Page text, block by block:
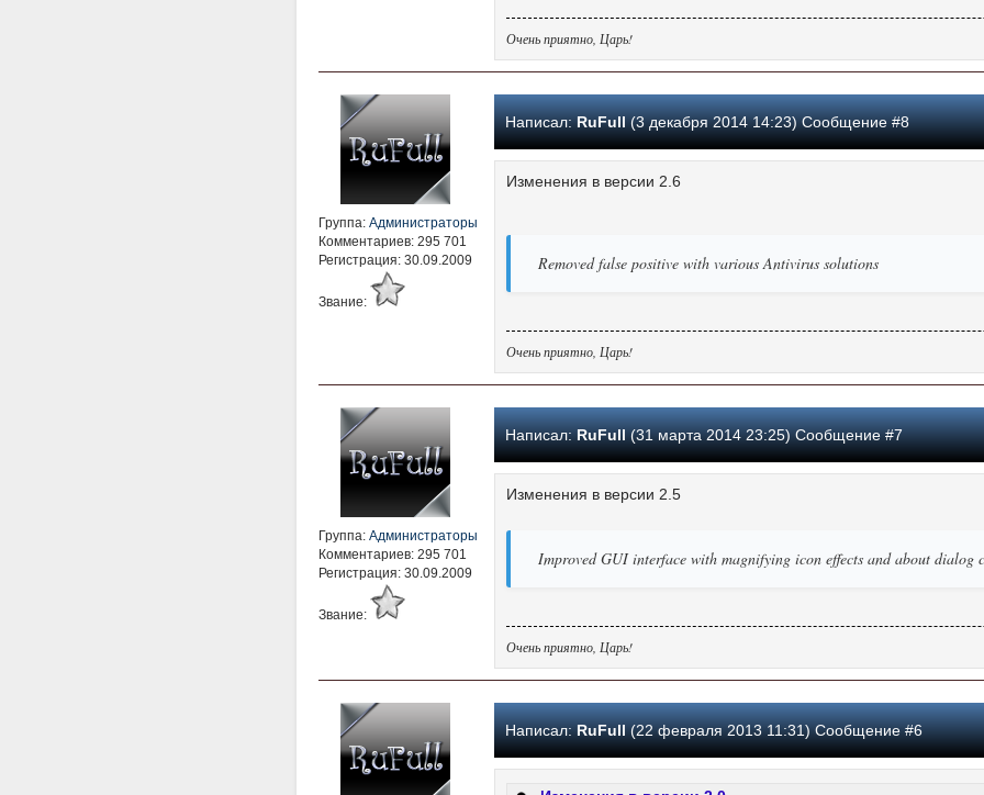
Очень приятно, Царь!
Группа: Администраторы
Комментариев: 295 701
Регистрация: 30.09.2009
Звание:
Написал: RuFull(3 декабря 2014 14:23) Сообщение #8
Изменения в версии 2.6
Removed false positive with various Antivirus solutions
Очень приятно, Царь!
Группа: Администраторы
Комментариев: 295 701
Регистрация: 30.09.2009
Звание:
Написал: RuFull(31 марта 2014 23:25) Сообщение #7
Изменения в версии 2.5
Improved GUI interface with magnifying icon effects and about dialog
Очень приятно, Царь!
Написал: RuFull(22 февраля 2013 11:31) Сообщение #6